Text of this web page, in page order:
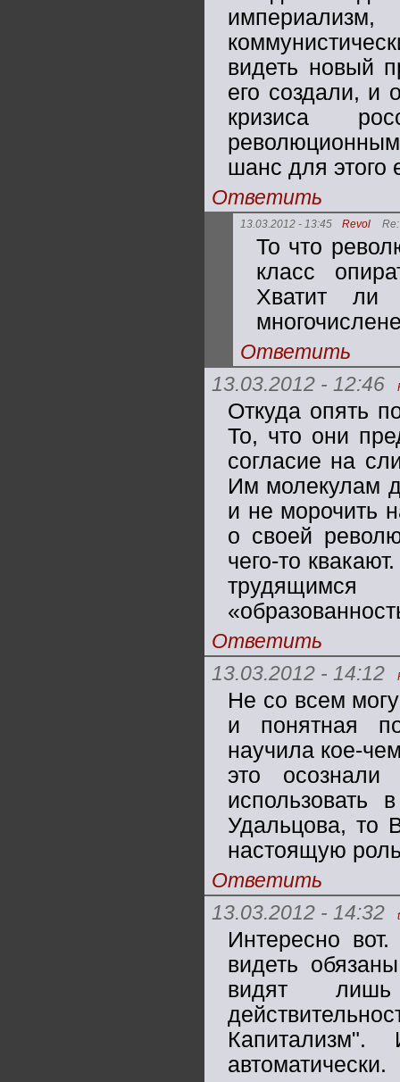
видеть новый
его создали, и
кризиса
шанс для этого
Ответить
13.03.2012 - 13:45 Revol
То что
класс
Хватит ли
Ответить
13.03.2012 - 12:46
Откуда опять
То, что они
согласие на
Им молекулам
и не морочить
о своей
чего-то
Ответить
13.03.2012 - 14:12
Не со всем
и понятная
научила кое-
это
использовать
Удальцова, то
настоящую
Ответить
13.03.2012 - 14:32
Интересно
видеть
видят
Капитализм".
автоматически.